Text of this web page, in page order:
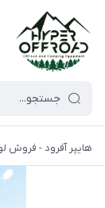
هایپر آفرود - فروش